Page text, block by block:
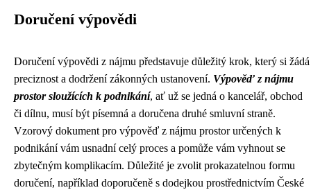
Doručení výpovědi
Doručení výpovědi z nájmu představuje důležitý krok, který si žádá
preciznost a dodržení zákonných ustanovení. Výpověď z nájmu
prostor sloužících k podnikání, ať už se jedná o kancelář, obchod
či dílnu, musí být písemná a doručena druhé smluvní straně.
Vzorový dokument pro výpověď z nájmu prostor určených k
podnikání vám usnadní celý proces a pomůže vám vyhnout se
zbytečným komplikacím. Důležité je zvolit prokazatelnou formu
doručení, například doporučeně s dodejkou prostřednictvím České